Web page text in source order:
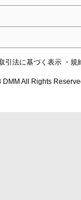
引法に基づく表示 ・規
All Rights